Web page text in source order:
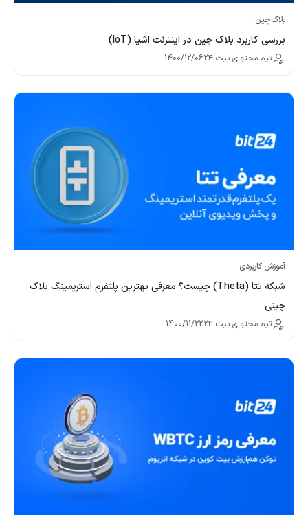
بلاک‌چین
بررسی کاربرد بلاک چین در اینترنت اشیا (IoT)
تیم محتوای بیت ۲۴ 1400/12/06
آموزش کاربردی
شبکه تتا (Theta) چیست؟ معرفی بهترین پلتفرم استریمینگ بلاک
چینی
تیم محتوای بیت ۲۴ 1400/11/22